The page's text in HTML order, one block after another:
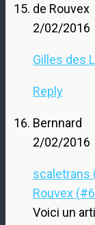
de Rouvex
2/02/2016
Gilles des
Reply
Bernnard
2/02/2016
scaletrans
Rouvex
Voici un